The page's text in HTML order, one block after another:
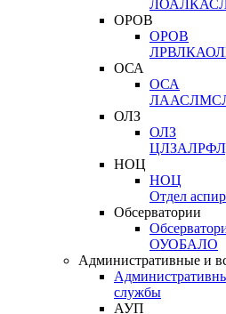
ЛОАЛКАС
ОРОВ
ОРОВ
ЛРВЛКАО
ОСА
ОСА
ЛААСЛМС
ОЛЗ
ОЛЗ
ЦЛЗАЛРФ
НОЦ
НОЦ
Отдел
Обсерватории
ОУОБАЛО
Административные и
службы
АУП